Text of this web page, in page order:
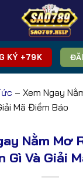
KÝ +79K
– Xem Ngay
Mã Điềm Báo
Nằm Mơ
Gì Và Giải